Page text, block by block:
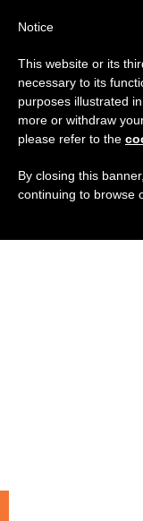
Notice
This website or its
necessary to its
purposes illustrated
more or withdraw
please refer to the
By closing this
continuing to browse